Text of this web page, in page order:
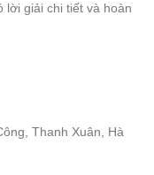
lời giải chi tiết và hoàn
Thanh Xuân, Hà